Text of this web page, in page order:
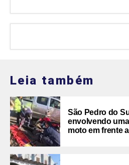
Leia também
São Pedro do
envolvendo
moto em frente